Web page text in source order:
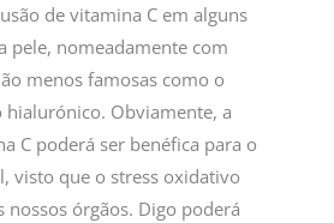
de vitamina C em alguns
pele, nomeadamente com
menos famosas como o
hialurónico. Obviamente, a
C poderá ser benéfica para o
visto que o stress oxidativo
nossos órgãos. Digo poderá